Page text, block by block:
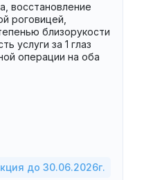
восстановление
роговицей,
близорукости
услуги за 1 глаз
операции на оба
до 30.06.2026г.